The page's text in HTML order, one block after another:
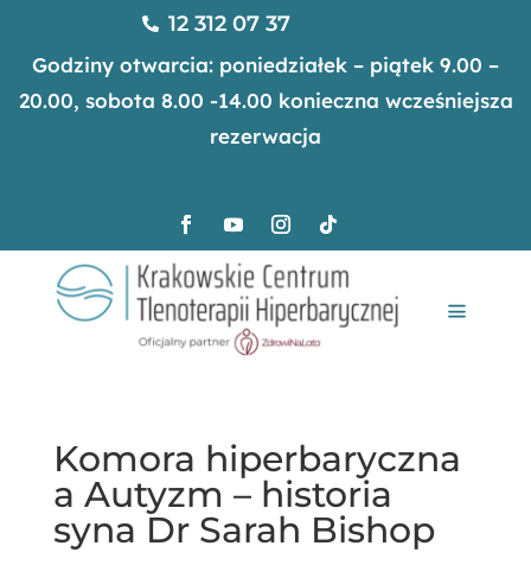
 12 312 07 37
Godziny otwarcia: poniedziałek – piątek 9.00 –
20.00, sobota 8.00 -14.00 konieczna wcześniejsza
rezerwacja
Komora hiperbaryczna
a Autyzm – historia
syna Dr Sarah Bishop